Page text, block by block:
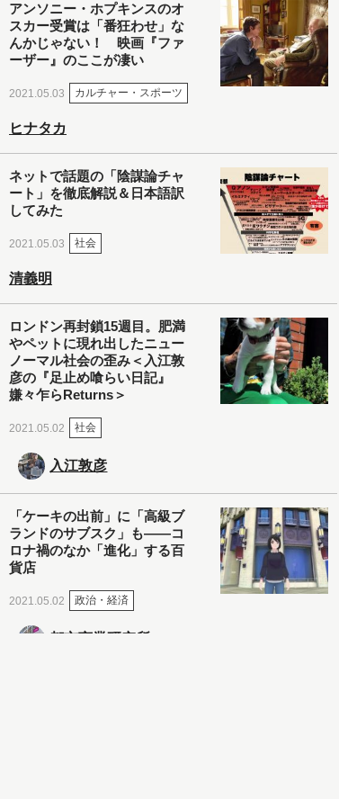
アンソニー・ホプキンスのオ
スカー受賞は「番狂わせ」な
んかじゃない！ 映画『ファ
ーザー』のここが凄い
2021.05.03 カルチャー・スポーツ
ヒナタカ
ネットで話題の「陰謀論チャ
ート」を徹底解説＆日本語訳
してみた
2021.05.03 社会
清義明
ロンドン再封鎖15週目。肥満
やペットに現れ出したニュー
ノーマル社会の歪み＜入江敦
彦の『足止め喰らい日記』
嫌々乍らReturns＞
2021.05.02 社会
入江敦彦
「ケーキの出前」に「高級ブ
ランドのサブスク」も――コ
ロナ禍のなか「進化」する百
貨店
2021.05.02 政治・経済